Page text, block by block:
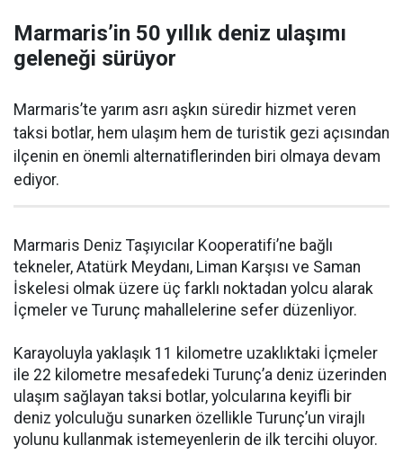
Marmaris’in 50 yıllık deniz ulaşımı
geleneği sürüyor
Marmaris’te yarım asrı aşkın süredir hizmet veren
taksi botlar, hem ulaşım hem de turistik gezi açısından
ilçenin en önemli alternatiflerinden biri olmaya devam
ediyor.
Marmaris Deniz Taşıyıcılar Kooperatifi’ne bağlı
tekneler, Atatürk Meydanı, Liman Karşısı ve Saman
İskelesi olmak üzere üç farklı noktadan yolcu alarak
İçmeler ve Turunç mahallelerine sefer düzenliyor.
Karayoluyla yaklaşık 11 kilometre uzaklıktaki İçmeler
ile 22 kilometre mesafedeki Turunç’a deniz üzerinden
ulaşım sağlayan taksi botlar, yolcularına keyifli bir
deniz yolculuğu sunarken özellikle Turunç’un virajlı
yolunu kullanmak istemeyenlerin de ilk tercihi oluyor.